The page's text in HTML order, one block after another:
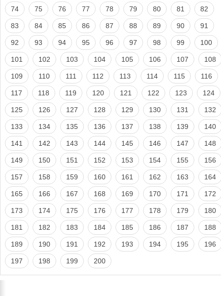
74 75 76 77 78 79 80 81 82
83 84 85 86 87 88 89 90 91
92 93 94 95 96 97 98 99 100
101 102 103 104 105 106 107 108
109 110 111 112 113 114 115 116
117 118 119 120 121 122 123 124
125 126 127 128 129 130 131 132
133 134 135 136 137 138 139 140
141 142 143 144 145 146 147 148
149 150 151 152 153 154 155 156
157 158 159 160 161 162 163 164
165 166 167 168 169 170 171 172
173 174 175 176 177 178 179 180
181 182 183 184 185 186 187 188
189 190 191 192 193 194 195 196
197 198 199 200